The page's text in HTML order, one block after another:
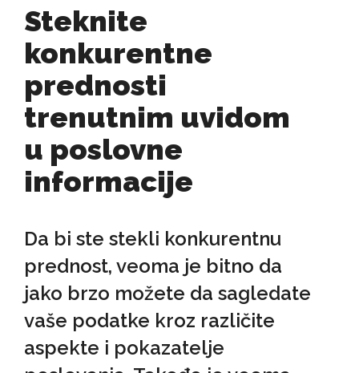
Steknite
konkurentne
prednosti
trenutnim uvidom
u poslovne
informacije
Da bi ste stekli konkurentnu
prednost, veoma je bitno da
jako brzo možete da sagledate
vaše podatke kroz različite
aspekte i pokazatelje